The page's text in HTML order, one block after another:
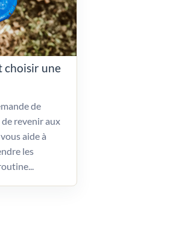
choisir une
de
revenir aux
aide à
les